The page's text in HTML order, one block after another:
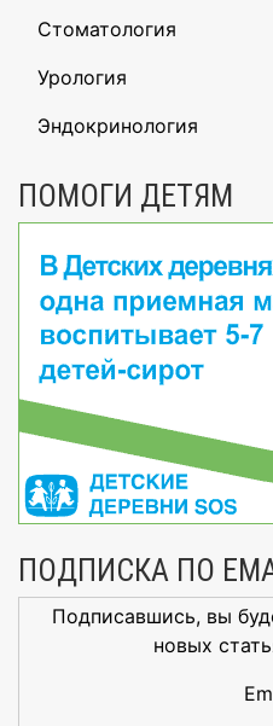
Стоматология
Урология
Эндокринология
ПОМОГИ ДЕТЯМ
ПОДПИСКА ПО
Подписавшись, вы
новых